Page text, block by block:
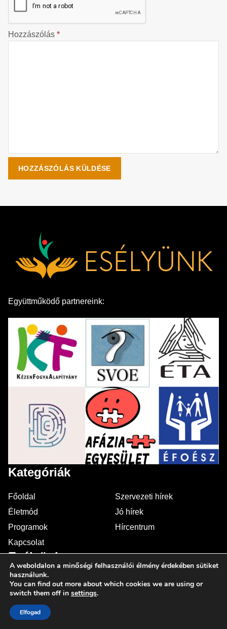
Hozzászólás *
Együttműködő partnereink:
Kategóriák
Főoldal
Szervezeti hírek
Életmód
Jó hírek
Programok
Hírcentrum
Kapcsolat
Esélyünk
eselyunk@ctfn.hu
Kövess minket!
A weboldalon a minőségi felhasználói élmény érdekében sütiket
használunk.
You can find out more about which cookies we are using or
switch them off in settings.
Elfogad